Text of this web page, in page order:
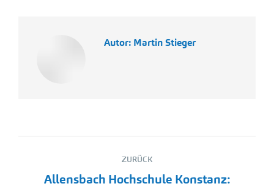
Autor: Martin Stieger
Kommentarnavigation
ZURÜCK
Allensbach Hochschule Konstanz: